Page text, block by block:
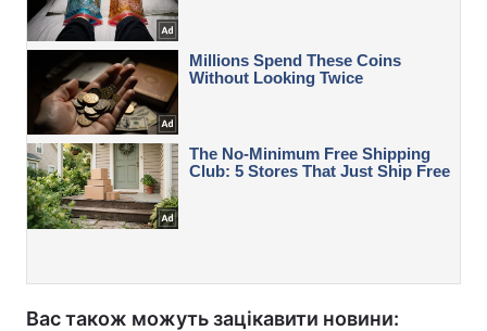
Вас також можуть зацікавити новини: